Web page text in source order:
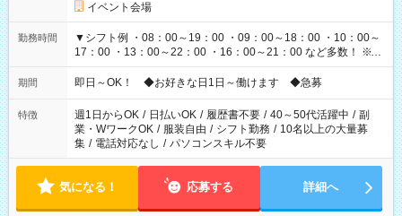
イベント会場
勤務時間
▼シフト例 ・08：00～19：00 ・09：00～18：00 ・10：00～
17：00 ・13：00～22：00 ・16：00～21：00 など多数！ ※お
仕事により勤務時間が異なります
期間 即日～OK！ ◆お好きな日1日～働けます ◆急募
特徴 週1日からOK / 日払いOK / 履歴書不要 / 40～50代活躍中 / 副
業・WワークOK / 服装自由 / シフト勤務 / 10名以上の大量募
集 / 電話対応なし / パソコンスキル不要
気になる！ 応募する 詳細へ